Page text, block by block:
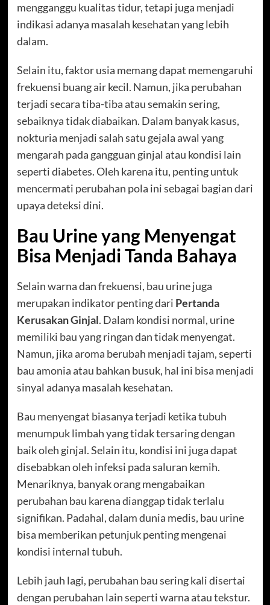
mengganggu kualitas tidur, tetapi juga menjadi
indikasi adanya masalah kesehatan yang lebih
dalam.
Selain itu, faktor usia memang dapat memengaruhi
frekuensi buang air kecil. Namun, jika perubahan
terjadi secara tiba-tiba atau semakin sering,
sebaiknya tidak diabaikan. Dalam banyak kasus,
nokturia menjadi salah satu gejala awal yang
mengarah pada gangguan ginjal atau kondisi lain
seperti diabetes. Oleh karena itu, penting untuk
mencermati perubahan pola ini sebagai bagian dari
upaya deteksi dini.
Bau Urine yang Menyengat
Bisa Menjadi Tanda Bahaya
Selain warna dan frekuensi, bau urine juga
merupakan indikator penting dari Pertanda
Kerusakan Ginjal. Dalam kondisi normal, urine
memiliki bau yang ringan dan tidak menyengat.
Namun, jika aroma berubah menjadi tajam, seperti
bau amonia atau bahkan busuk, hal ini bisa menjadi
sinyal adanya masalah kesehatan.
Bau menyengat biasanya terjadi ketika tubuh
menumpuk limbah yang tidak tersaring dengan
baik oleh ginjal. Selain itu, kondisi ini juga dapat
disebabkan oleh infeksi pada saluran kemih.
Menariknya, banyak orang mengabaikan
perubahan bau karena dianggap tidak terlalu
signifikan. Padahal, dalam dunia medis, bau urine
bisa memberikan petunjuk penting mengenai
kondisi internal tubuh.
Lebih jauh lagi, perubahan bau sering kali disertai
dengan perubahan lain seperti warna atau tekstur.